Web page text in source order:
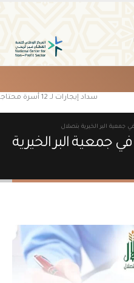
سداد إيجارات لـ 12 أسرة محتاجة من مستفيدي جمعية البر الخيرية بتصلال
البر الخيرية بتصلال
البر الخيرية